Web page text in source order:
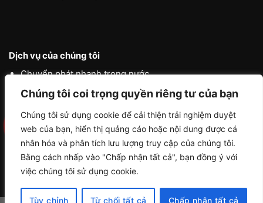
Chúng tôi coi trọng quyền riêng tư của bạn
Chúng tôi sử dụng cookie để cải thiện trải nghiệm duyệt
web của bạn, hiển thị quảng cáo hoặc nội dung được cá
nhân hóa và phân tích lưu lượng truy cập của chúng tôi.
Bằng cách nhấp vào "Chấp nhận tất cả", bạn đồng ý với
việc chúng tôi sử dụng cookie.
Tùy chỉnh Từ chối tất cả Chấp nhận tất cả
Dịch vụ của chúng tôi
Chuyển phát nhanh trong nước
Chuyển phát nhanh quốc tế
Liên vận quốc tế
Logistics vận tải nội địa